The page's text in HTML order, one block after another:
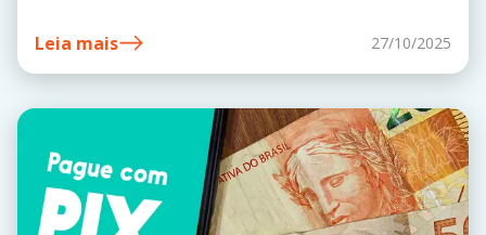
Leia mais 27/10/2025